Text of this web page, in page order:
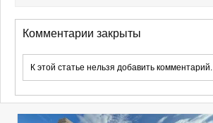
Комментарии закрыты
К этой статье нельзя добавить комментарий.